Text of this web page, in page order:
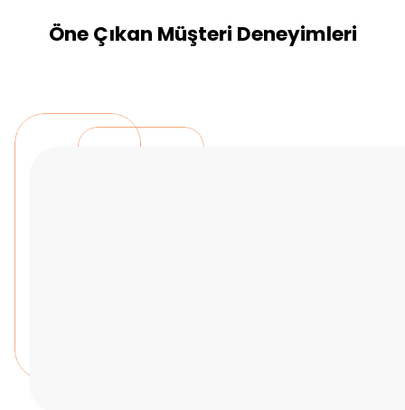
Öne Çıkan Müşteri Deneyimleri